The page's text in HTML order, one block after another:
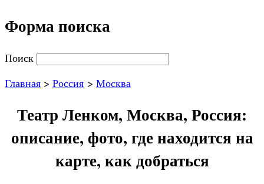
Форма поиска
Поиск
Главная > Россия > Москва
Театр Ленком, Москва, Россия:
описание, фото, где находится на
карте, как добраться